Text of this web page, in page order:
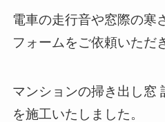
電車の走行音や窓際の寒
フォームをご依頼いただ
マンションの掃き出し窓
を施工いたしました。